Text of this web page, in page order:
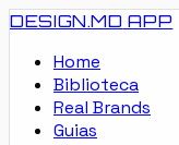
DESIGN.MD APP
Home
Biblioteca
Real Brands
Guias